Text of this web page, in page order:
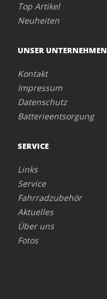
Top Artikel
Neuheiten
UNSER UNTERNEHMEN
Kontakt
Impressum
Datenschutz
Batterieentsorgung
SERVICE
Links
Service
Fahrradzubehör
Aktuelles
Über uns
Fotos